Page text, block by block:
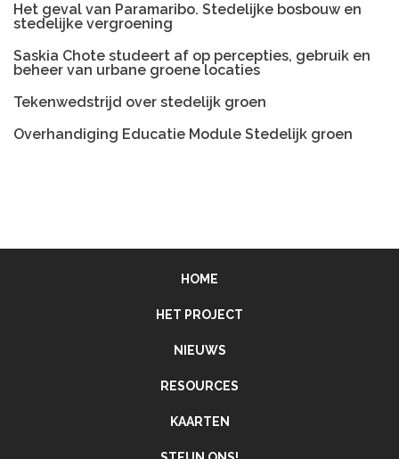
Het geval van Paramaribo. Stedelijke bosbouw en
stedelijke vergroening
Saskia Chote studeert af op percepties, gebruik en
beheer van urbane groene locaties
Tekenwedstrijd over stedelijk groen
Overhandiging Educatie Module Stedelijk groen
HOME
HET PROJECT
NIEUWS
RESOURCES
KAARTEN